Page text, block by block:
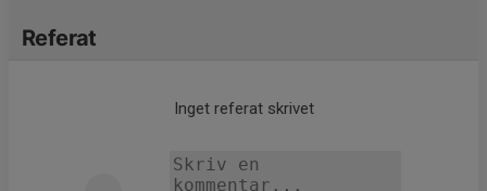
Referat
Inget referat skrivet